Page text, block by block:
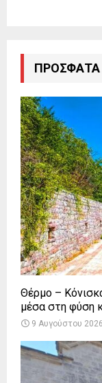
ΠΡΌΣΦΑΤΑ
Θέρμο –
μέσα στη φύση
9 Αυγούστου 2026